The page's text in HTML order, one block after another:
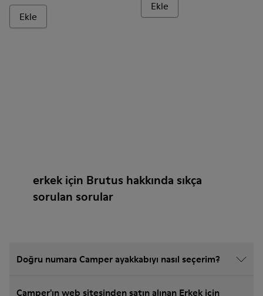
Ekle
Ekle
erkek için Brutus hakkında sıkça
sorulan sorular
Doğru numara Camper ayakkabıyı nasıl seçerim?
Camper'ın web sitesinden satın alınan Erkek için